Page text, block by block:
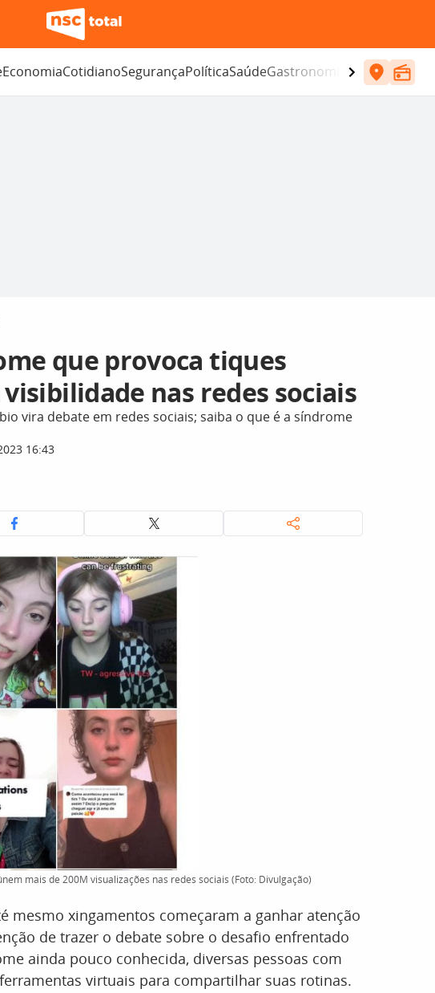
EconomiaCotidianoSegurançaPolíticaSaúdeGastronomia Entretenimento
que provoca tiques
nas redes sociais
vira debate em redes sociais; saiba o que é a síndrome
16:43
mais de 200M visualizações nas redes sociais (Foto: Divulgação)
mesmo xingamentos começaram a ganhar atenção
de trazer o debate sobre o desafio enfrentado
ainda pouco conhecida, diversas pessoas com
virtuais para compartilhar suas rotinas.